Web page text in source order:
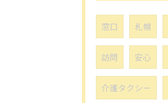
窓口 札幌
訪問 安心
介護タクシー